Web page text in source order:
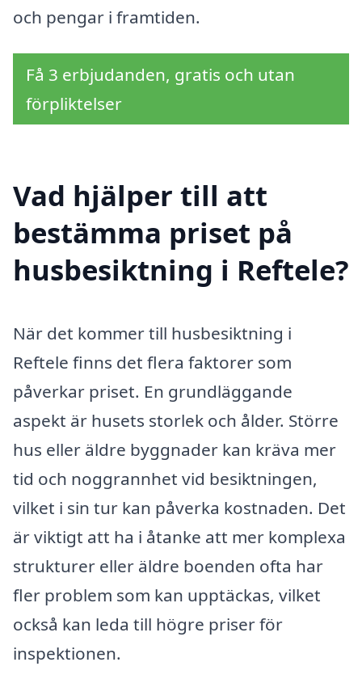
och pengar i framtiden.
Få 3 erbjudanden, gratis och utan
förpliktelser
Vad hjälper till att
bestämma priset på
husbesiktning i Reftele?
När det kommer till husbesiktning i
Reftele finns det flera faktorer som
påverkar priset. En grundläggande
aspekt är husets storlek och ålder. Större
hus eller äldre byggnader kan kräva mer
tid och noggrannhet vid besiktningen,
vilket i sin tur kan påverka kostnaden. Det
är viktigt att ha i åtanke att mer komplexa
strukturer eller äldre boenden ofta har
fler problem som kan upptäckas, vilket
också kan leda till högre priser för
inspektionen.